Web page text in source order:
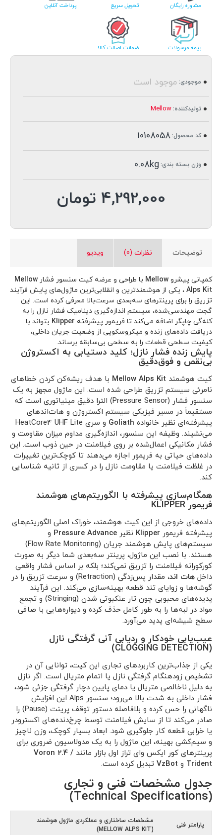
مشاوره رایگان تحویل سریع پرداخت آنلاین
بیمه مرسولات ضمانت اصالت کالا
4,292,000 تومان
موجودی: موجود است
تولیدکننده: Mellow
کد محصول: 10108058
وزن بسته بندی: 0.08kg
توضیحات نظرات (0) ویدیو
کمپانی پیشرو Mellow با طراحی و عرضه کیت سنسور فشار Mellow
Alps Kit ، یکی از هوشمندترین و انقلابی‌ترین ماژول‌های پایش فرآیند
تزریق را برای پرینترهای سه‌بعدی سرعت‌بالا معرفی کرده است. این
گجت مهندسی‌شده، سیستم اندازه‌گیری دینامیک فشار نازل را به
کله‌گی چاپگر اضافه می‌کند تا فریمور پیشرفته Klipper بتواند با
دریافت داده‌های زنده و میکروسکوپی از وضعیت جریان داخلی،
کیفیت سطحی قطعات را به سطحی بی‌سابقه برساند.
پایش زنده فشار نازل؛ کلید دستیابی به اکستروژن
بی‌نقص و فوق‌دقیق
کیت هوشمند Mellow Alps Kit با هدف ریشه‌کن کردن خطاهای
نامرئی سیستم تزریق طراحی شده است. این ماژول مجهز به یک
سنسور فشار (Pressure Sensor) الترا دقیق مینیاتوری است که
مستقیماً در مسیر فیزیکی سیستم اکستروژن و هات‌اندهای
پیشرفته‌ای نظیر خانواده Goliath
و سری HeatCore4 UHF Lite
می‌نشیند. وظیفه این سنسور، اندازه‌گیری مداوم میزان مقاومت و
فشار مکانیکی اعمال‌شده بر روی فیلامنت در حین ذوب است. این
داده‌های حیاتی به فریمور اجازه می‌دهند تا کوچک‌ترین تغییرات
در غلظت فیلامنت یا مقاومت نازل را در کسری از ثانیه شناسایی
کند.
همگام‌سازی پیشرفته با الگوریتم‌های هوشمند
فریمور KLIPPER
داده‌های خروجی از این کیت هوشمند، خوراک اصلی الگوریتم‌های
پیشرفته فریمور Klipper نظیر Pressure Advance و
سیستم‌های پایش هوشمند جریان (Flow Rate Monitoring)
هستند. با نصب این ماژول، پرینتر سه‌بعدی شما دیگر به صورت
کورکورانه فیلامنت را تزریق نمی‌کند؛ بلکه بر اساس فشار واقعی
داخل هات اند
، مقدار پس‌زدگی (Retraction) و سرعت تزریق را در
گوشه‌ها و زوایای تند قطعه بهینه‌سازی می‌کند. این فرآیند
پدیده‌های محبوبی چون تار عنکبوتی شدن (Stringing) و تجمع
مواد در لبه‌ها را به طور کامل حذف کرده و دیواره‌هایی با صافی
سطح شیشه‌ای پدید می‌آورد.
عیب‌یابی خودکار و ردیابی آنی گرفتگی نازل
(CLOGGING DETECTION)
یکی از جذاب‌ترین کاربردهای تجاری این کیت، توانایی آن در
تشخیص زودهنگام گرفتگی نازل یا اتمام متریال است. اگر نازل
به دلیل ناخالصی متریال یا دمای پایین دچار گرفتگی جزئی شود،
فشار داخلی به شدت بالا می‌رود؛ سنسور Alps این افزایش
ناگهانی را حس کرده و بلافاصله دستور توقف پرینت (Pause) را
صادر می‌کند تا از سایش فیلامنت توسط چرخ‌دنده‌های اکسترودر
یا خرابی قطعه کار جلوگیری شود. ابعاد بسیار کوچک، وزن ناچیز
و سیم‌کشی بهینه، این ماژول را به یک مدولاسیون ضروری برای
پرینترهای کور ایکس وای تراز اول بازار مانند Voron 2.4 /
Trident و VzBot تبدیل کرده است.
جدول مشخصات فنی و تجاری
(Technical Specifications)
پارامتر فنی
مشخصات ساختاری و عملکردی ماژول هوشمند
(MELLOW ALPS KIT)